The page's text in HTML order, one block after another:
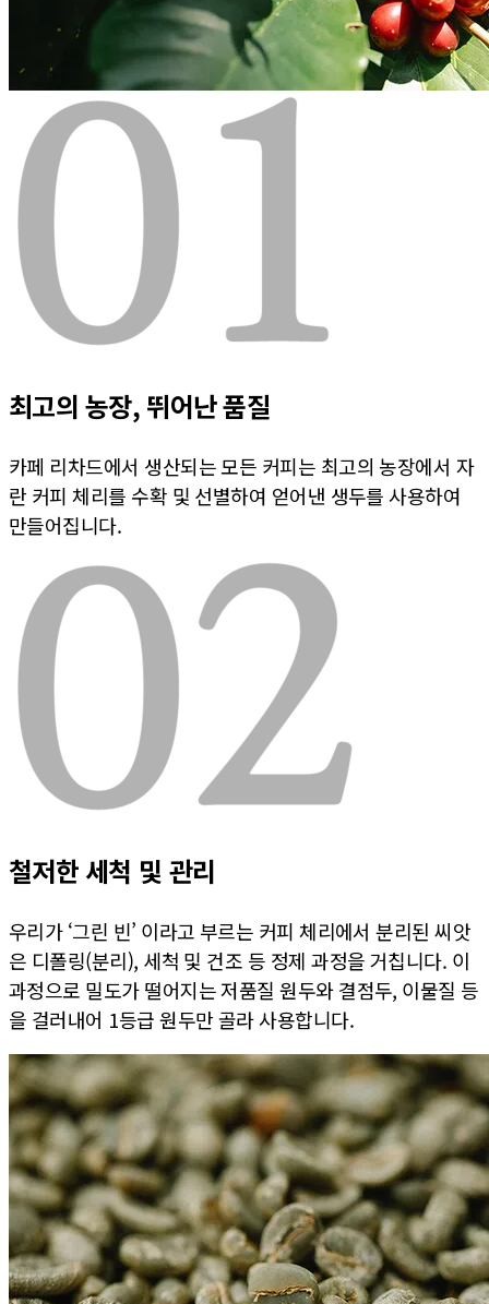
최고의 농장, 뛰어난 품질
카페 리차드에서 생산되는 모든 커피는 최고의 농장에서 자
란 커피 체리를 수확 및 선별하여 얻어낸 생두를 사용하여
만들어집니다.
철저한 세척 및 관리
우리가 ‘그린 빈’ 이라고 부르는 커피 체리에서 분리된 씨앗
은 디폴링(분리), 세척 및 건조 등 정제 과정을 거칩니다. 이
과정으로 밀도가 떨어지는 저품질 원두와 결점두, 이물질 등
을 걸러내어 1등급 원두만 골라 사용합니다.